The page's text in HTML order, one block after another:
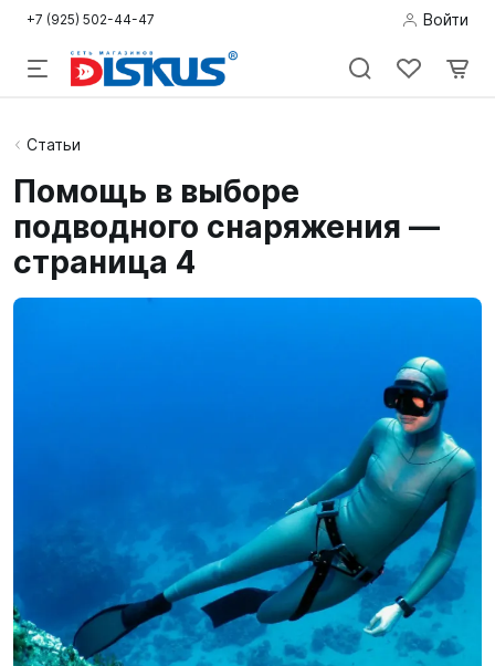
+7 (925) 502-44-47 Войти
Подводная
Дайвинг
Снорклинг /
Пляж
Подарочные
Карты
Статьи
Помощь в выборе
подводного снаряжения —
страница 4